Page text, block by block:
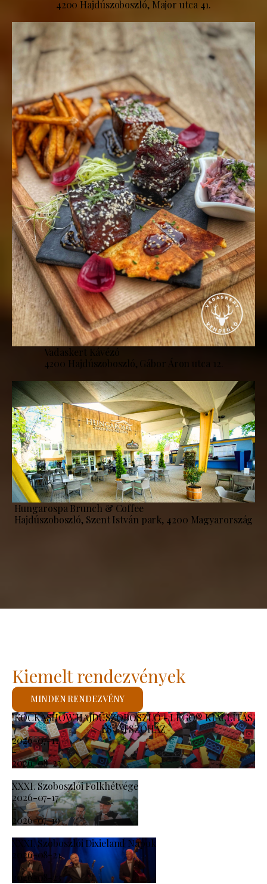
4200 Hajdúszoboszló, Major utca 41.
Vadaskert Kávézó
4200 Hajdúszoboszló, Gábor Áron utca 12.
Hungarospa Brunch & Coffee
Hajdúszoboszló, Szent István park, 4200 Magyarország
KOCKASHOW HAJDÚSZOBOSZLÓ - LEGO® KIÁLLÍTÁS
ÉS JÁTSZÓHÁZ
2026-07-11
-
2026-08-23
XXXI. Szoboszlói Folkhétvége
2026-07-17
-
2026-07-19
XXXI. Szoboszlói Dixieland Napok
2026-08-21
-
2026-08-23
Kiemelt rendezvények
MINDEN RENDEZVÉNY